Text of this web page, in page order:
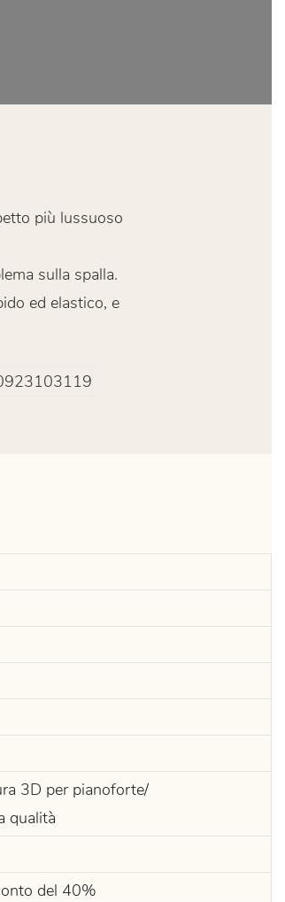
più lussuoso
sulla spalla.
ed elastico, e
3D per pianoforte/
qualità
del 40%